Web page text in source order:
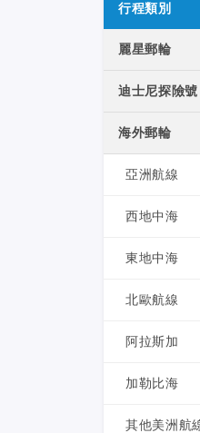
行程類別
麗星郵輪
迪士尼探險號
海外郵輪
亞洲航線
西地中海
東地中海
北歐航線
阿拉斯加
加勒比海
其他美洲航